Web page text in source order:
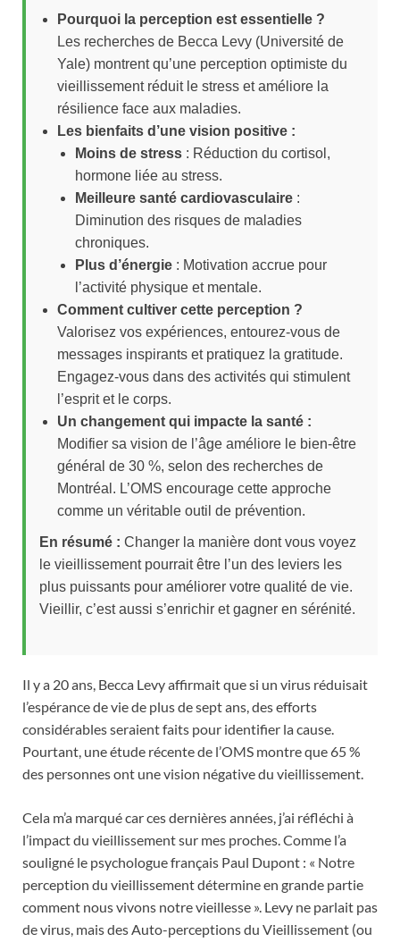
Pourquoi la perception est essentielle ?
Les recherches de Becca Levy (Université de
Yale) montrent qu’une perception optimiste du
vieillissement réduit le stress et améliore la
résilience face aux maladies.
Les bienfaits d’une vision positive :
Moins de stress : Réduction du cortisol,
hormone liée au stress.
Meilleure santé cardiovasculaire :
Diminution des risques de maladies
chroniques.
Plus d’énergie : Motivation accrue pour
l’activité physique et mentale.
Comment cultiver cette perception ?
Valorisez vos expériences, entourez-vous de
messages inspirants et pratiquez la gratitude.
Engagez-vous dans des activités qui stimulent
l’esprit et le corps.
Un changement qui impacte la santé :
Modifier sa vision de l’âge améliore le bien-être
général de 30 %, selon des recherches de
Montréal. L’OMS encourage cette approche
comme un véritable outil de prévention.
En résumé : Changer la manière dont vous voyez
le vieillissement pourrait être l’un des leviers les
plus puissants pour améliorer votre qualité de vie.
Vieillir, c’est aussi s’enrichir et gagner en sérénité.
Il y a 20 ans, Becca Levy affirmait que si un virus réduisait
l’espérance de vie de plus de sept ans, des efforts
considérables seraient faits pour identifier la cause.
Pourtant, une étude récente de l’OMS montre que 65 %
des personnes ont une vision négative du vieillissement.
Cela m’a marqué car ces dernières années, j’ai réfléchi à
l’impact du vieillissement sur mes proches. Comme l’a
souligné le psychologue français Paul Dupont : « Notre
perception du vieillissement détermine en grande partie
comment nous vivons notre vieillesse ». Levy ne parlait pas
de virus, mais des Auto-perceptions du Vieillissement (ou